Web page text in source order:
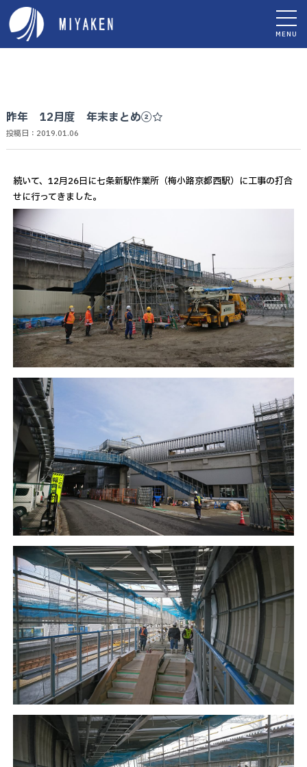
MENU
昨年 12月度 年末まとめ②☆
投稿日：2019.01.06
続いて、12月26日に七条新駅作業所（梅小路京都西駅）に工事の打合
せに行ってきました。